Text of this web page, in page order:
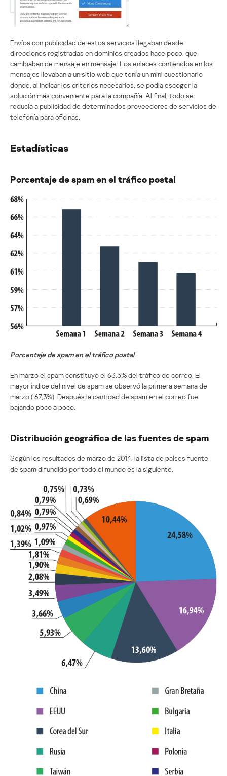
Envíos con publicidad de estos servicios llegaban desde
direcciones registradas en dominios creados hace poco, que
cambiaban de mensaje en mensaje. Los enlaces contenidos en los
mensajes llevaban a un sitio web que tenía un mini cuestionario
donde, al indicar los criterios necesarios, se podía escoger la
solución más conveniente para la compañía. Al final, todo se
reducía a publicidad de determinados proveedores de servicios de
telefonía para oficinas.
Estadísticas
Porcentaje de spam en el tráfico postal
Porcentaje de spam en el tráfico postal
En marzo el spam constituyó el 63,5% del tráfico de correo. El
mayor índice del nivel de spam se observó la primera semana de
marzo ( 67,3%). Después la cantidad de spam en el correo fue
bajando poco a poco.
Distribución geográfica de las fuentes de spam
Según los resultados de marzo de 2014, la lista de países fuente
de spam difundido por todo el mundo es la siguiente.